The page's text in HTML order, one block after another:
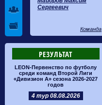
Сергеевич
Команда
РЕЗУЛЬТАТ
LEON-Первенство по футболу
среди команд Второй Лиги
«Дивизион А» сезона 2026-2027
годов
4 тур 08.08.2026